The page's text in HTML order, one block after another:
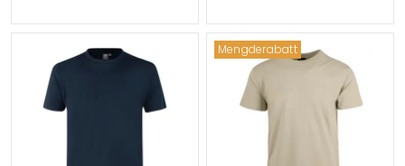
Mengderabatt